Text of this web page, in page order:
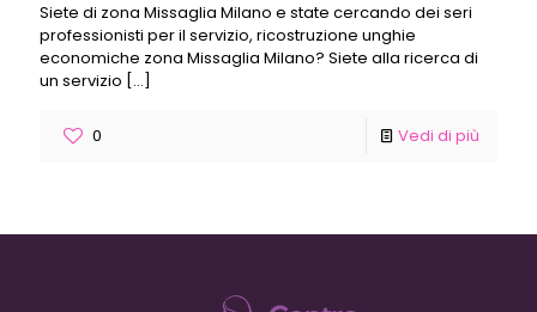
Siete di zona Missaglia Milano e state cercando dei seri
professionisti per il servizio, ricostruzione unghie
economiche zona Missaglia Milano? Siete alla ricerca di
un servizio […]
0 Vedi di più